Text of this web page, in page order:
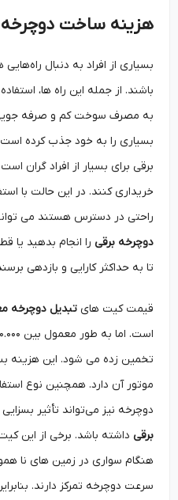
هزینه ساخت دوچرخه
بسیاری از افراد به دنبال راه‌هایی
باشند. از جمله این راه ‌ها، استفاده از
به مصرف سوخت کم و صرفه‌ جویی در
بسیاری را به خود جذب کرده است. با
برقی برای بسیار از افراد گران است و
خریداری کنند. در این حالت با
راحتی در دسترس هستند می ‌توانید
دوچرخه برقی را انجام بدهید یا
تا به حداکثر کارایی و بازدهی برسند.
قیمت کیت ‌های تبدیل دوچرخه
تخمین زده می شود. این هزینه
موتور آن دارد. همچنین نوع استفاده
دوچرخه نیز می‌تواند تأثیر بسزایی
داشته باشد. برخی از این کیت ‌ها
هنگام سواری در زمین ‌های نا هموار
سرعت دوچرخه تمرکز دارند. بنابراین